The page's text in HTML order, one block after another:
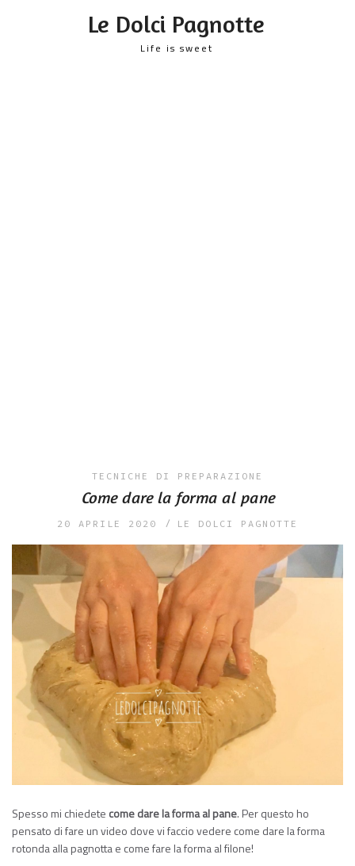
Le Dolci Pagnotte
Life is sweet
TECNICHE DI PREPARAZIONE
Come dare la forma al pane
20 APRILE 2020 LE DOLCI PAGNOTTE
Spesso mi chiedete come dare la forma al pane. Per questo ho
pensato di fare un video dove vi faccio vedere come dare la forma
rotonda alla pagnotta e come fare la forma al filone!